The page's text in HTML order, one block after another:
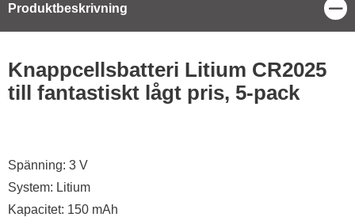
Produktbeskrivning
Knappcellsbatteri Litium CR2025
till fantastiskt lågt pris, 5-pack
Spänning: 3 V
System: Litium
Kapacitet: 150 mAh